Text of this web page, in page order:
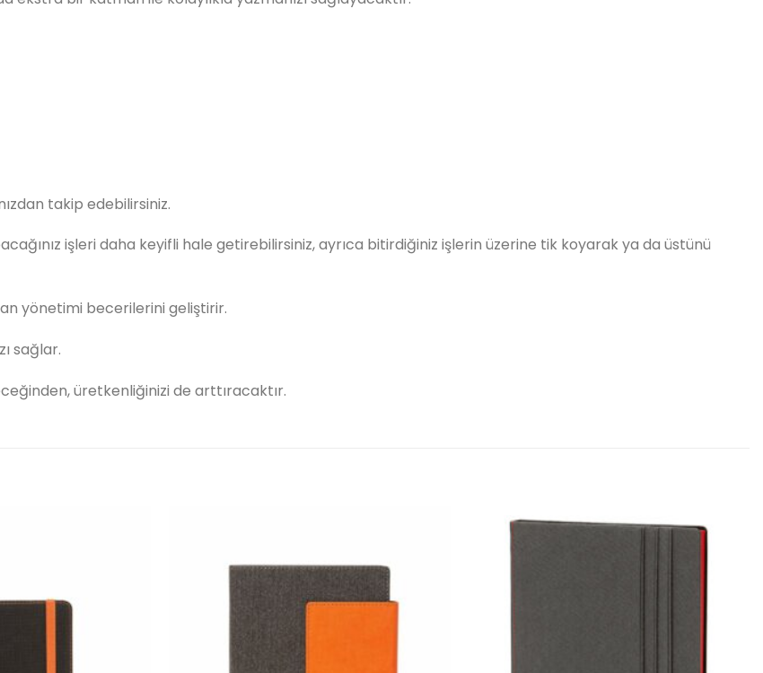
takip edebilirsiniz.
işleri daha keyifli hale getirebilirsiniz, ayrıca bitirdiğiniz işlerin üzerine tik koyarak ya da üstünü
yönetimi becerilerini geliştirir.
sağlar.
üretkenliğinizi de arttıracaktır.
listeme